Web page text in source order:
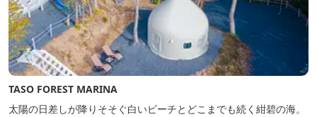
TASO FOREST MARINA
太陽の日差しが降りそそぐ白いビーチとどこまでも続く紺碧の海。